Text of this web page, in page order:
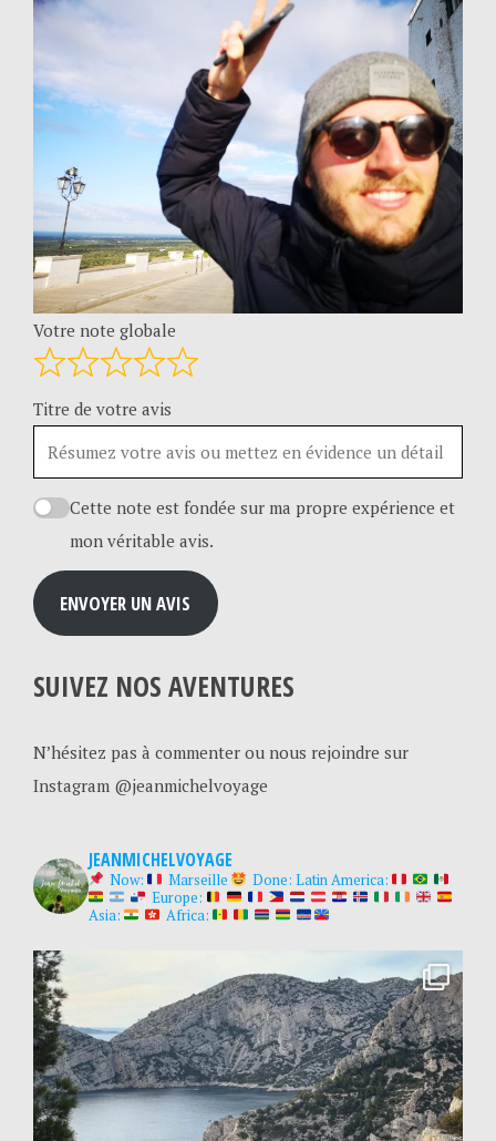
Votre note globale
Titre de votre avis
Cette note est fondée sur ma propre expérience et
mon véritable avis.
ENVOYER UN AVIS
SUIVEZ NOS AVENTURES
N’hésitez pas à commenter ou nous rejoindre sur
Instagram @jeanmichelvoyage
JEANMICHELVOYAGE
Now: Marseille Done: Latin America:
Europe:
Asia:
Africa: